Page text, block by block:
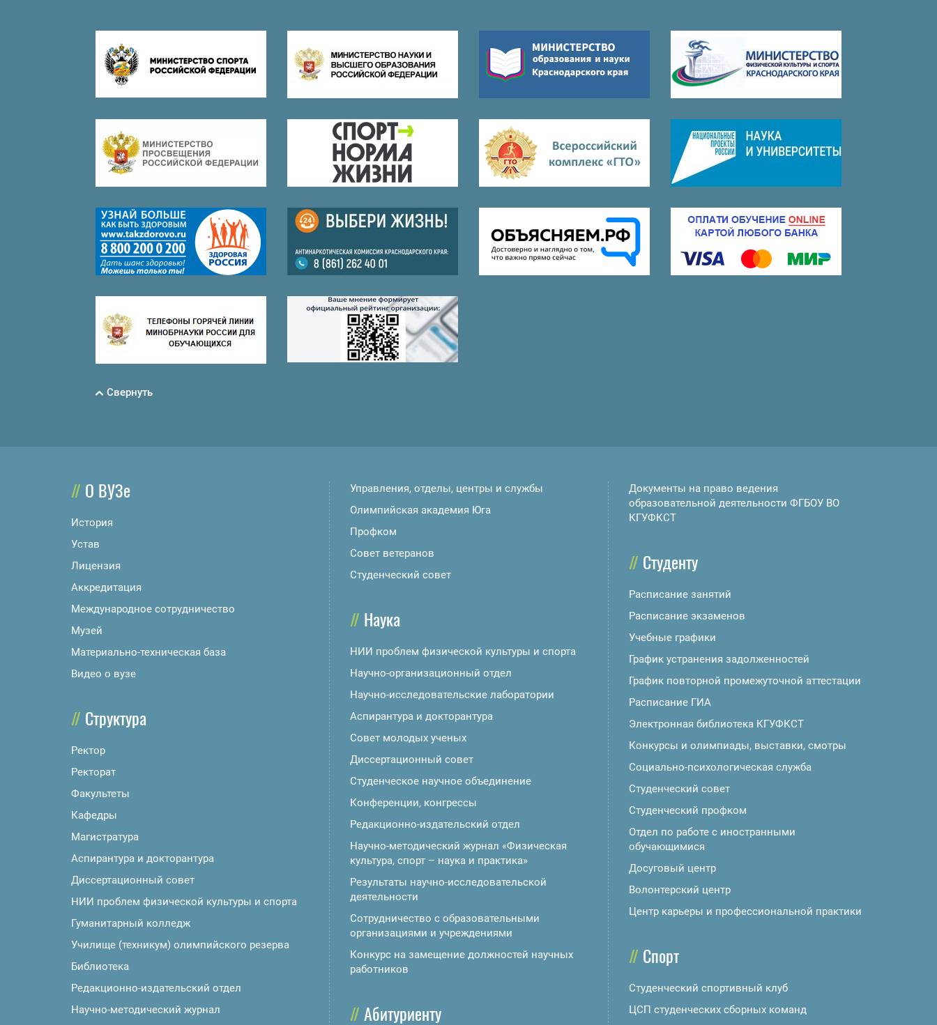
Свернуть
О ВУЗе
История
Устав
Лицензия
Аккредитация
Международное сотрудничество
Музей
Материально-техническая база
Видео о вузе
Структура
Ректор
Ректорат
Факультеты
Кафедры
Магистратура
Аспирантура и докторантура
Диссертационный совет
НИИ проблем физической культуры и спорта
Гуманитарный колледж
Училище (техникум) олимпийского резерва
Библиотека
Редакционно-издательский отдел
Научно-методический журнал
Управления, отделы, центры и службы
Олимпийская академия Юга
Профком
Совет ветеранов
Студенческий совет
Наука
НИИ проблем физической культуры и спорта
Научно-организационный отдел
Научно-исследовательские лаборатории
Аспирантура и докторантура
Совет молодых ученых
Диссертационный совет
Студенческое научное объединение
Конференции, конгрессы
Редакционно-издательский отдел
Научно-методический журнал «Физическая
культура, спорт – наука и практика»
Результаты научно-исследовательской
деятельности
Сотрудничество с образовательными
организациями и учреждениями
Конкурс на замещение должностей научных
работников
Абитуриенту
Документы на право ведения
образовательной деятельности ФГБОУ ВО
КГУФКСТ
Студенту
Расписание занятий
Расписание экзаменов
Учебные графики
График устранения задолженностей
График повторной промежуточной аттестации
Расписание ГИА
Электронная библиотека КГУФКСТ
Конкурсы и олимпиады, выставки, смотры
Социально-психологическая служба
Студенческий совет
Студенческий профком
Отдел по работе с иностранными
обучающимися
Досуговый центр
Волонтерский центр
Центр карьеры и профессиональной практики
Спорт
Студенческий спортивный клуб
ЦСП студенческих сборных команд